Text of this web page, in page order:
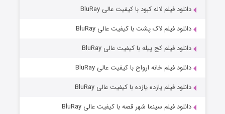
دانلود فیلم لاله کبود با کیفیت عالی BluRay
دانلود فیلم لاک پشت با کیفیت عالی BluRay
دانلود فیلم کج‌ پیله با کیفیت عالی BluRay
دانلود فیلم خانه ارواح با کیفیت عالی BluRay
دانلود فیلم یازده یازده با کیفیت عالی BluRay
دانلود فیلم سینما شهر قصه با کیفیت عالی BluRay